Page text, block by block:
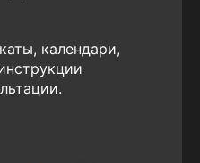
календари,